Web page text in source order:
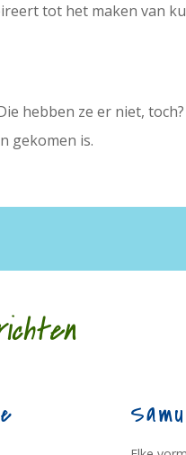
tot het maken van
hebben ze er niet,
gekomen is.